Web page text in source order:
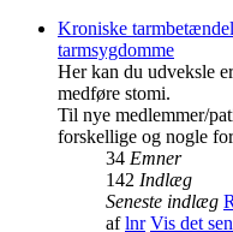
Kroniske
tarmsygdomme
Her kan du udveksle
medføre stomi.
Til nye medlemmer/
forskellige og nogle
34 Emner
142 Indlæg
Seneste indlæg
aflnr Vis det